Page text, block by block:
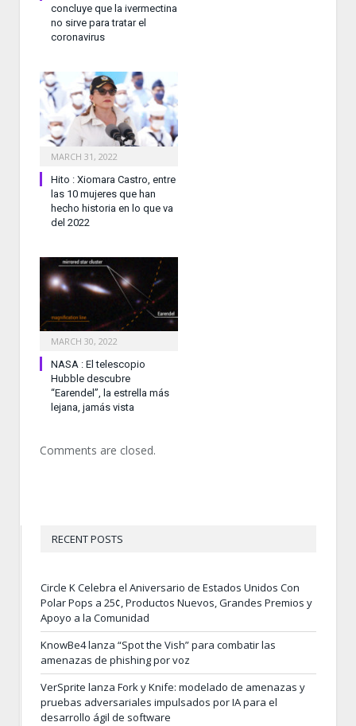
concluye que la ivermectina
no sirve para tratar el
coronavirus
MARCH 31, 2022
Hito : Xiomara Castro, entre
las 10 mujeres que han
hecho historia en lo que va
del 2022
MARCH 30, 2022
NASA : El telescopio
Hubble descubre
“Earendel”, la estrella más
lejana, jamás vista
Comments are closed.
RECENT POSTS
Circle K Celebra el Aniversario de Estados Unidos Con
Polar Pops a 25¢, Productos Nuevos, Grandes Premios y
Apoyo a la Comunidad
KnowBe4 lanza “Spot the Vish” para combatir las
amenazas de phishing por voz
VerSprite lanza Fork y Knife: modelado de amenazas y
pruebas adversariales impulsados por IA para el
desarrollo ágil de software